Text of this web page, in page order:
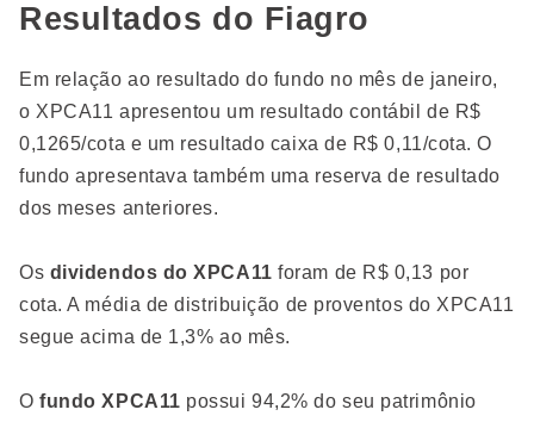
Resultados do Fiagro
Em relação ao resultado do fundo no mês de janeiro,
o XPCA11 apresentou um resultado contábil de R$
0,1265/cota e um resultado caixa de R$ 0,11/cota. O
fundo apresentava também uma reserva de resultado
dos meses anteriores.
Os dividendos do XPCA11 foram de R$ 0,13 por
cota. A média de distribuição de proventos do XPCA11
segue acima de 1,3% ao mês.
Ofundo XPCA11 possui 94,2% do seu patrimônio